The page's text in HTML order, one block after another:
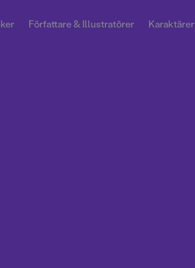
Författare & Illustratörer Karaktärer